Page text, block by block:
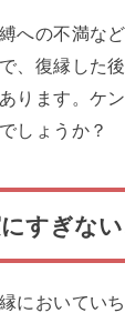
への不満な
、復縁した
ります。ケ
しょうか？
すぎな
においてい